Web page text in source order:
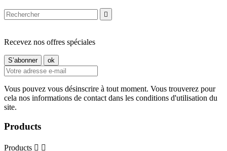

Recevez nos offres spéciales
Vous pouvez vous désinscrire à tout moment. Vous trouverez pour
cela nos informations de contact dans les conditions d'utilisation du
site.
Products
Products  